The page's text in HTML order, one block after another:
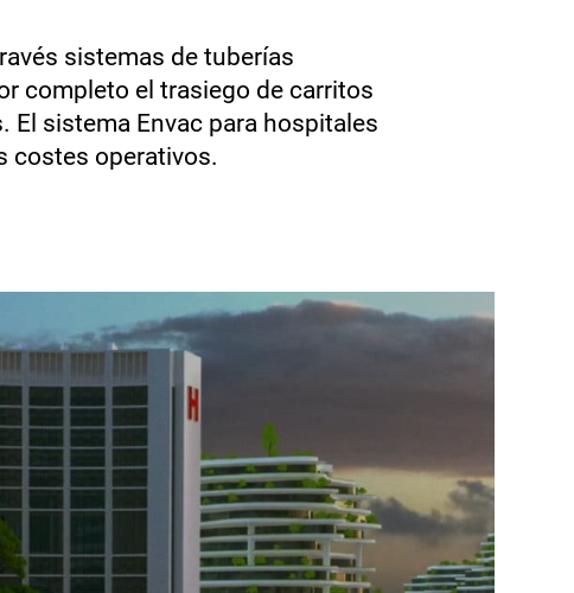
sistemas de tuberías
completo el trasiego de carritos
sistema Envac para hospitales
costes operativos.